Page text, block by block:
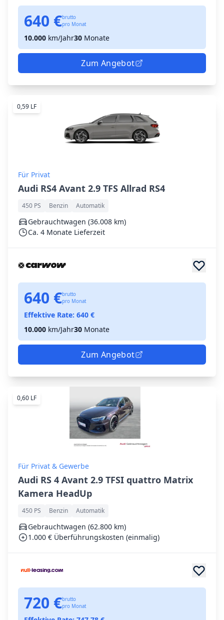
640 €brutto
pro Monat
10.000 km/Jahr30 Monate
Zum Angebot
0,59 LF
Für Privat
Audi RS4 Avant 2.9 TFS Allrad RS4
450 PS Benzin Automatik
Gebrauchtwagen (36.008 km)
Ca. 4 Monate Lieferzeit
640 €brutto
pro Monat
Effektive Rate: 640 €
10.000 km/Jahr30 Monate
Zum Angebot
0,60 LF
Für Privat & Gewerbe
Audi RS 4 Avant 2.9 TFSI quattro Matrix
Kamera HeadUp
450 PS Benzin Automatik
Gebrauchtwagen (62.800 km)
1.000 € Überführungskosten (einmalig)
720 €brutto
pro Monat